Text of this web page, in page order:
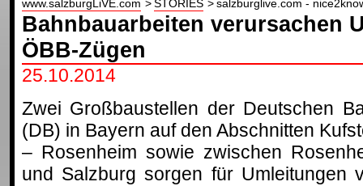
www.salzburgLiVE.com STORIES salzburglive.com -
Bahnbauarbeiten verursachen
ÖBB-Zügen
25.10.2014
Zwei Großbaustellen der Deutschen
(DB) in Bayern auf den Abschnitten
– Rosenheim sowie zwischen
und Salzburg sorgen für Umleitungen